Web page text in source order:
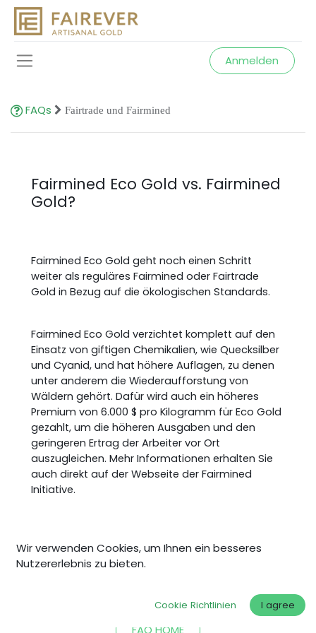
Anmelden
FAQs Fairtrade und Fairmined
Fairmined Eco Gold vs. Fairmined
Gold?
Fairmined Eco Gold geht noch einen Schritt
weiter als reguläres Fairmined oder Fairtrade
Gold in Bezug auf die ökologischen Standards.
Fairmined Eco Gold verzichtet komplett auf den
Einsatz von giftigen Chemikalien, wie Quecksilber
und Cyanid, und hat höhere Auflagen, zu denen
unter anderem die Wiederaufforstung von
Wäldern gehört. Dafür wird auch ein höheres
Premium von 6.000 $ pro Kilogramm für Eco Gold
gezahlt, um die höheren Ausgaben und den
geringeren Ertrag der Arbeiter vor Ort
auszugleichen. Mehr Informationen erhalten Sie
auch direkt auf der Webseite der Fairmined
Initiative.
Was this article helpful?
FAQ HOME
Wir verwenden Cookies, um Ihnen ein besseres
Nutzererlebnis zu bieten.
Cookie Richtlinien I agree